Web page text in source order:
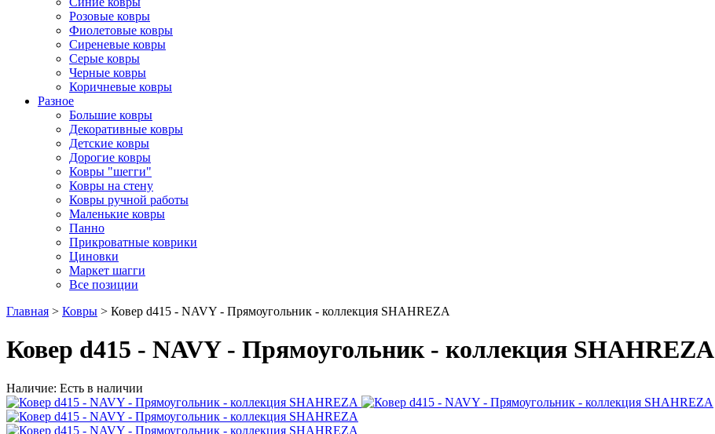
Розовые ковры
Фиолетовые ковры
Сиреневые ковры
Серые ковры
Черные ковры
Коричневые ковры
Разное
Большие ковры
Декоративные ковры
Детские ковры
Дорогие ковры
Ковры "шегги"
Ковры на стену
Ковры ручной работы
Маленькие ковры
Панно
Прикроватные коврики
Циновки
Маркет шагги
Все позиции
Главная > Ковры > Ковер d415 - NAVY - Прямоугольник - коллекция SHAHREZA
Ковер d415 - NAVY - Прямоугольник - коллекция SHAHREZA
Наличие: Есть в наличии